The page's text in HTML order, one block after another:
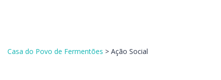
Casa do Povo de Fermentões > Ação Social